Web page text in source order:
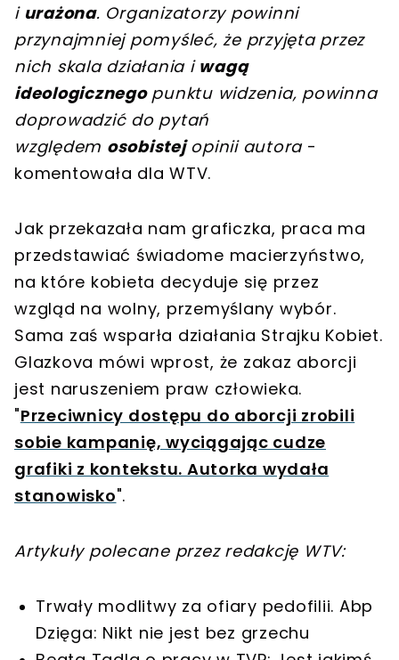
i urażona. Organizatorzy powinni
przynajmniej pomyśleć, że przyjęta przez
nich skala działania i wagą
ideologicznegopunktu widzenia, powinna
doprowadzić do pytań
względem osobistejopinii autora-
komentowała dla WTV.
Jak przekazała nam graficzka, praca ma
przedstawiać świadome macierzyństwo,
na które kobieta decyduje się przez
wzgląd na wolny, przemyślany wybór.
Sama zaś wsparła działania Strajku Kobiet.
Glazkova mówi wprost, że zakaz aborcji
jest naruszeniem praw człowieka.
"Przeciwnicy dostępu do aborcji zrobili
sobie kampanię, wyciągając cudze
grafiki z kontekstu. Autorka wydała
stanowisko".
Artykuły polecane przez redakcję WTV:
Trwały modlitwy za ofiary pedofilii. Abp
Dzięga: Nikt nie jest bez grzechu